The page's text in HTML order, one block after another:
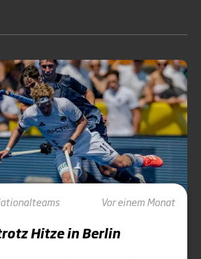
Vor einem Monat
Hitze in Berlin